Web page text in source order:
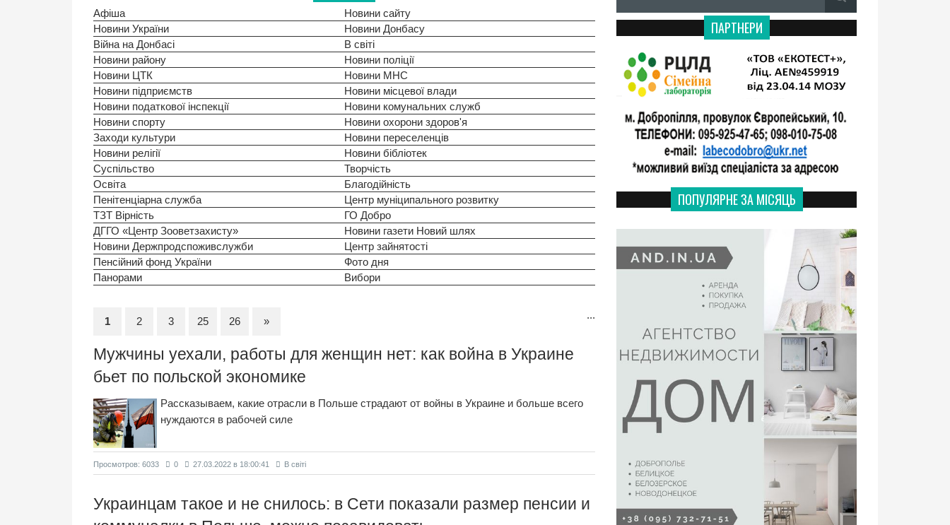
Афіша
Новини сайту
Новини України
Новини Донбасу
Війна на Донбасі
В світі
Новини району
Новини поліції
Новини ЦТК
Новини МНС
Новини підприємств
Новини місцевої влади
Новини податкової інспекції
Новини комунальних служб
Новини спорту
Новини охорони здоров'я
Заходи культури
Новини переселенців
Новини релігії
Новини бібліотек
Суспільство
Творчість
Освіта
Благодійність
Пенітенціарна служба
Центр муніципального розвитку
ТЗТ Вірність
ГО Добро
ДГГО «Центр Зооветзахисту»
Новини газети Новий шлях
Новини Держпродспоживслужби
Центр зайнятості
Пенсійний фонд України
Фото дня
Панорами
Вибори
1 2 3
...
25 26 »
Мужчины уехали, работы для женщин нет: как война в Украине
бьет по польской экономике
Рассказываем, какие отрасли в Польше страдают от войны в Украине и больше всего
нуждаются в рабочей силе
Просмотров: 6033 0 27.03.2022 в 18:00:41 В світі
Украинцам такое и не снилось: в Сети показали размер пенсии и
ПАРТНЕРИ
ПОПУЛЯРНЕ ЗА МІСЯЦЬ